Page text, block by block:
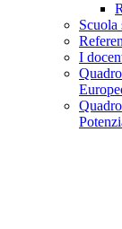
Scuola
I